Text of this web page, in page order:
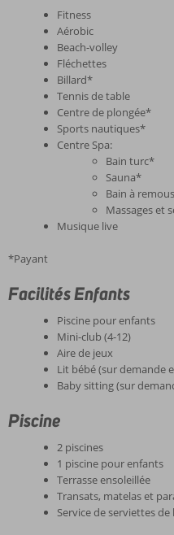
Fitness
Aérobic
Beach-volley
Fléchettes
Billard*
Tennis de table
Centre de plongée*
Sports nautiques*
Centre Spa:
Bain turc*
Sauna*
Bain à
Massages et
Musique live
*Payant
Facilités Enfants
Piscine pour enfants
Mini-club (4-12)
Aire de jeux
Lit bébé (sur demande
Baby sitting (sur
Piscine
2 piscines
1 piscine pour enfants
Terrasse ensoleillée
Transats, matelas et
Service de serviettes